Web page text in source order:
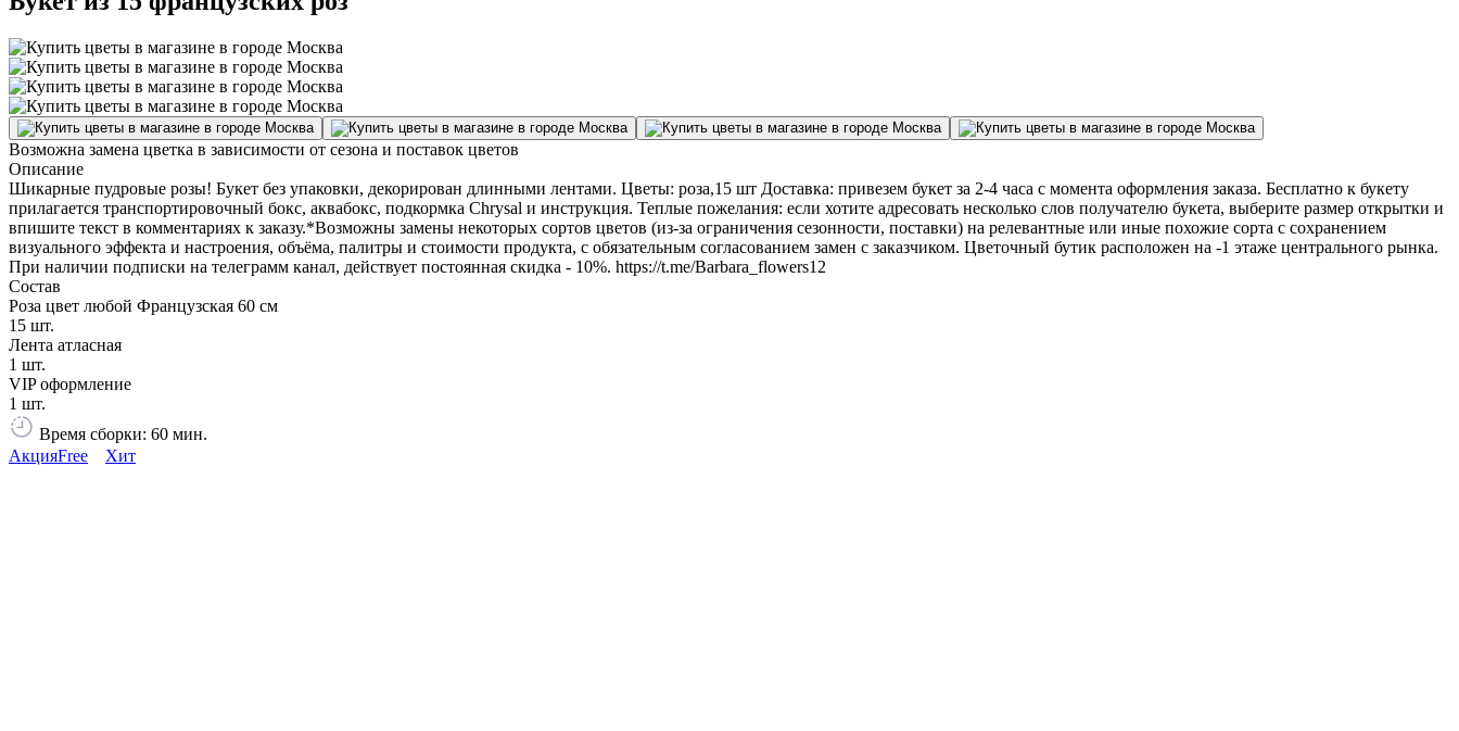
Возможна замена цветка в зависимости от сезона и поставок цветов
Описание
Шикарные пудровые розы! Букет без упаковки, декорирован длинными лентами. Цветы: роза,15 шт Доставка: привезем букет за 2-4 часа с момента оформления заказа. Бесплатно к букету
прилагается транспортировочный бокс, аквабокс, подкормка Chrysal и инструкция. Теплые пожелания: если хотите адресовать несколько слов получателю букета, выберите размер открытки и
впишите текст в комментариях к заказу.*Возможны замены некоторых сортов цветов (из-за ограничения сезонности, поставки) на релевантные или иные похожие сорта с сохранением
визуального эффекта и настроения, объёма, палитры и стоимости продукта, с обязательным согласованием замен с заказчиком. Цветочный бутик расположен на -1 этаже центрального рынка.
При наличии подписки на телеграмм канал, действует постоянная скидка - 10%. https://t.me/Barbara_flowers12
Состав
Роза цвет любой Французская 60 см
15 шт.
Лента атласная
1 шт.
VIP оформление
1 шт.
Время сборки: 60 мин.
АкцияFree Хит